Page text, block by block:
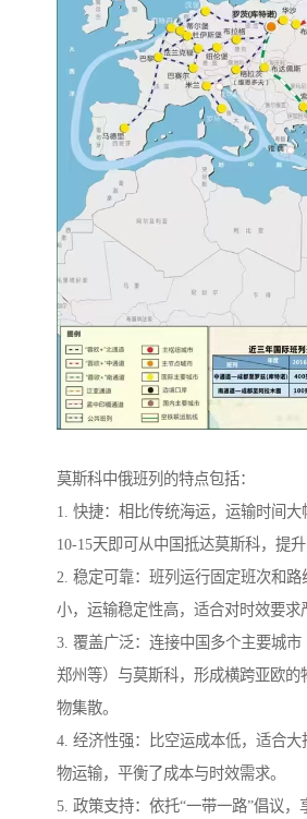
莫斯科中俄班列的特点包括：
1. 快捷：相比传统海运，运输时间
10-15天即可从中国抵达莫斯科，提升
2. 稳定可靠：班列运行固定班次和
小，运输稳定性高，适合对时效要求
3. 覆盖广泛：连接中国多个主要城市
郑州等）与莫斯科，形成横跨亚欧的
物集散。
4. 经济性强：比空运成本低，适合
物运输，平衡了成本与时效需求。
5. 政策支持：依托“一带一路”倡议，